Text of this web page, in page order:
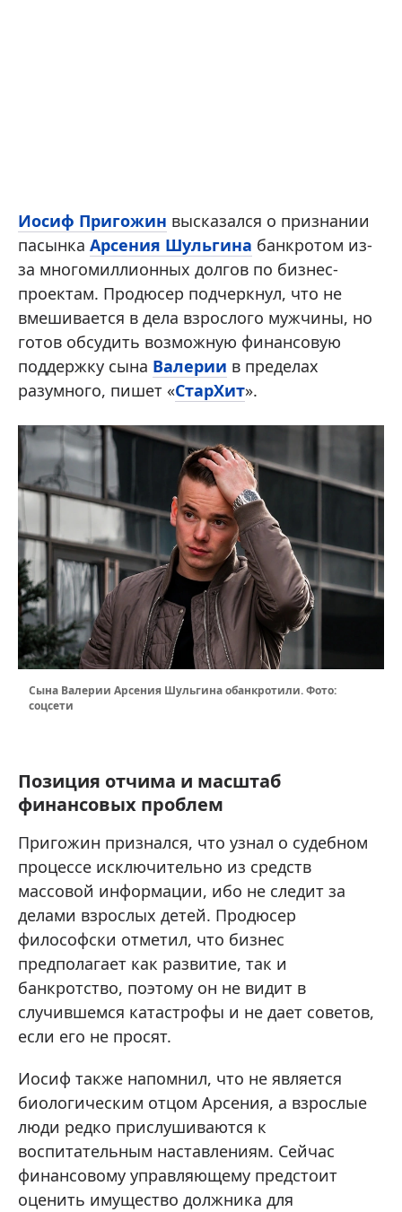
Иосиф Пригожин высказался о признании
пасынка Арсения Шульгина банкротом из-
за многомиллионных долгов по бизнес-
проектам. Продюсер подчеркнул, что не
вмешивается в дела взрослого мужчины, но
готов обсудить возможную финансовую
поддержку сына Валерии в пределах
разумного, пишет «СтарХит».
Сына Валерии Арсения Шульгина обанкротили. Фото:
соцсети
Позиция отчима и масштаб
финансовых проблем
Пригожин признался, что узнал о судебном
процессе исключительно из средств
массовой информации, ибо не следит за
делами взрослых детей. Продюсер
философски отметил, что бизнес
предполагает как развитие, так и
банкротство, поэтому он не видит в
случившемся катастрофы и не дает советов,
если его не просят.
Иосиф также напомнил, что не является
биологическим отцом Арсения, а взрослые
люди редко прислушиваются к
воспитательным наставлениям. Сейчас
финансовому управляющему предстоит
оценить имущество должника для